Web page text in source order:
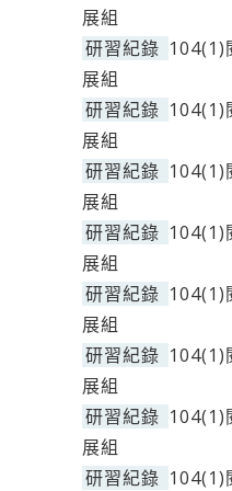
展組
研習紀錄 104(1)
展組
研習紀錄 104(1)
展組
研習紀錄 104(1)
展組
研習紀錄 104(1)
展組
研習紀錄 104(1)
展組
研習紀錄 104(1)
展組
研習紀錄 104(1)
展組
研習紀錄 104(1)